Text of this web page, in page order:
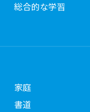
総合的な学習
家庭
書道